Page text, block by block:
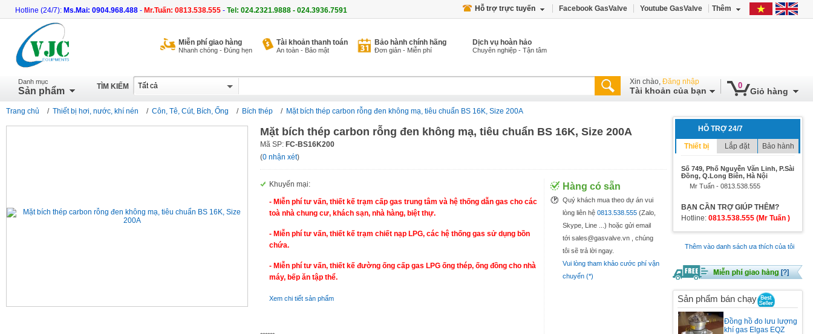
Hotline (24/7): Ms.Mai: 0904.968.488 - Mr.Tuấn: 0813.538.555 - Tel: 024.2321.9888 - 024.3936.7591 Hỗ trợ trực tuyến Facebook GasValve Youtube GasValve Thêm
Miễn phí giao hàng
Nhanh chóng - Đúng hẹn
Tài khoản thanh toán
An toàn - Bảo mật
Bảo hành chính hãng
Đơn giản - Miễn phí
Dịch vụ hoàn hảo
Chuyên nghiệp - Tận tâm
TÌM KIẾM
Danh mục
Sản phẩm
Xin chào, Đăng nhập
Tài khoản của bạn
0
Giỏ hàng
Trang chủ / Thiết bị hơi, nước, khí nén / Côn, Tê, Cút, Bích, Ống / Bích thép / Mặt bích thép carbon rỗng đen không mạ, tiêu chuẩn BS 16K, Size 200A
HỖ TRỢ 24/7
Thiết bị Lắp đặt Bảo hành
Số 749, Phố Nguyễn Văn Linh, P.Sài
Đồng, Q.Long Biên, Hà Nội
Mr Tuấn - 0813.538.555
BẠN CẦN TRỢ GIÚP THÊM?
Hotline: 0813.538.555 (Mr Tuấn )
Thêm vào danh sách ưa thích của tôi
Sản phẩm bán chạy
Đồng hồ đo lưu lượng
khí gas Elgas EQZ
Mặt bích thép carbon rỗng đen không mạ, tiêu chuẩn BS 16K, Size 200A
Mã SP: FC-BS16K200
(0 nhận xét)
Khuyến mại:
- Miễn phí tư vấn, thiết kế trạm cấp gas trung tâm và hệ thống dẫn gas cho các
toà nhà chung cư, khách sạn, nhà hàng, biệt thự.
- Miễn phí tư vấn, thiết kế trạm chiết nạp LPG, các hệ thống gas sử dụng bồn
chứa.
- Miễn phí tư vấn, thiết kế đường ống cấp gas LPG ống thép, ống đồng cho nhà
máy, bếp ăn tập thể.
Xem chi tiết sản phẩm
Hàng có sẵn
Quý khách mua theo dự án vui
lòng liên hệ 0813.538.555 (Zalo,
Skype, Line ...) hoặc gửi email
tới sales@gasvalve.vn , chúng
tôi sẽ trả lời ngay.
Vui lòng tham khảo cước phí vận
chuyển (*)